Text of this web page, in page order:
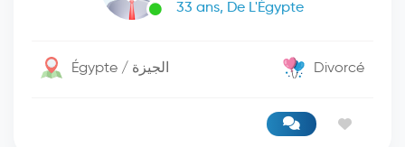
33 ans, De L'Égypte
Égypte / الجيزة Divorcé